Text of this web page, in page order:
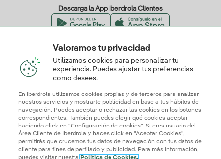
Descarga la App Iberdrola Clientes
Nuestros certificados de confianza
Valoramos tu privacidad
Utilizamos cookies para personalizar tu
experiencia. Puedes ajustar tus preferencias
como desees.
En Iberdrola utilizamos cookies propias y de terceros para analizar
nuestros servicios y mostrarte publicidad en base a tus hábitos de
navegación. Puedes aceptar o rechazar las cookies en los botones
correspondientes. También puedes elegir qué cookies aceptar
haciendo click en "Configuración de cookies". Si eres usuario del
Área Cliente de Iberdrola y haces click en "Aceptar Cookies",
permitirás que crucemos tus datos de navegación con tus datos de
cliente para fines de perfilado y publicidad. Para más información,
puedes visitar nuestra Política de Cookies.